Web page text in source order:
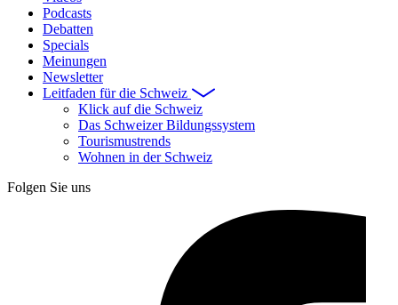
Podcasts
Debatten
Specials
Meinungen
Newsletter
Leitfaden für die Schweiz
Klick auf die Schweiz
Das Schweizer Bildungssystem
Tourismustrends
Wohnen in der Schweiz
Folgen Sie uns